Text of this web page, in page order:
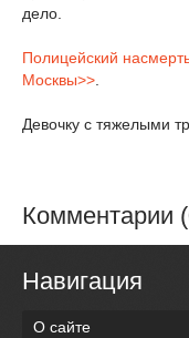
дело.
Полицейский
Москвы>>
Девочку с тяжелыми
Комментарии
Навигация
О сайте